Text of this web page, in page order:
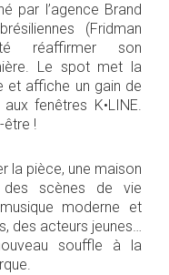
par l’agence Brand
(Fridman
réaffirmer son
Le spot met la
et affiche un gain de
fenêtres K•LINE.
être !
la pièce, une maison
scènes de vie
moderne et
des acteurs jeunes…
souffle à la